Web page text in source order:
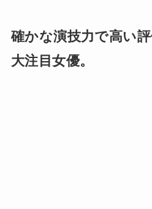
確かな演技力で高い
大注目女優。